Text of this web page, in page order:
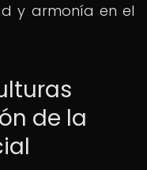
y armonía en el
de la